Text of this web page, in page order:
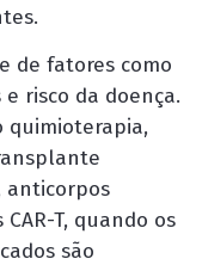
de fatores como
risco da doença.
quimioterapia,
anticorpos
T, quando os
são